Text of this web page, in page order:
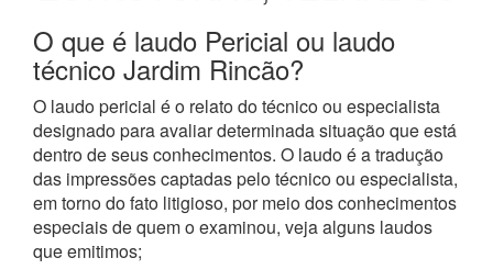
O que é laudo Pericial ou laudo
técnico Jardim Rincão?
O laudo pericial é o relato do técnico ou especialista
designado para avaliar determinada situação que está
dentro de seus conhecimentos. O laudo é a tradução
das impressões captadas pelo técnico ou especialista,
em torno do fato litigioso, por meio dos conhecimentos
especiais de quem o examinou, veja alguns laudos
que emitimos;